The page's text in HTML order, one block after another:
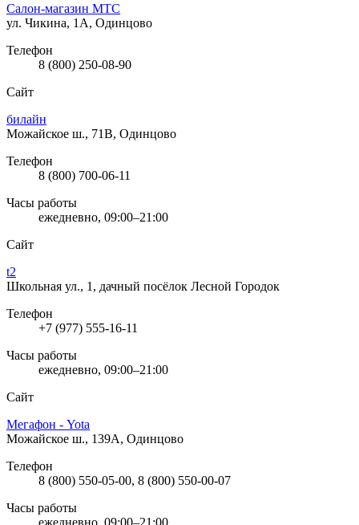
Салон-магазин МТС
ул. Чикина, 1А, Одинцово
Телефон
8 (800) 250-08-90
Сайт
билайн
Можайское ш., 71В, Одинцово
Телефон
8 (800) 700-06-11
Часы работы
ежедневно, 09:00–21:00
Сайт
t2
Школьная ул., 1, дачный посёлок Лесной Городок
Телефон
+7 (977) 555-16-11
Часы работы
ежедневно, 09:00–21:00
Сайт
Мегафон - Yota
Можайское ш., 139А, Одинцово
Телефон
8 (800) 550-05-00, 8 (800) 550-00-07
Часы работы
ежедневно, 09:00–21:00